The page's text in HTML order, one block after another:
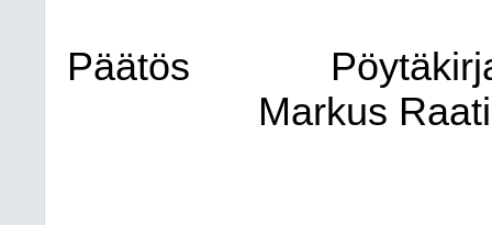
Päätös
Markus